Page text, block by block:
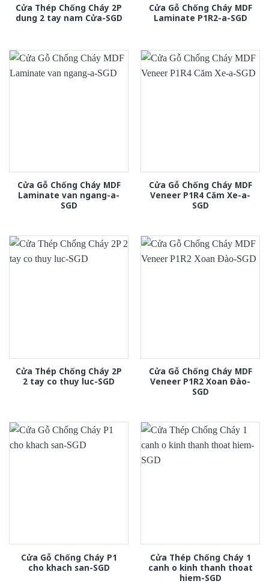
Cửa Thép Chống Cháy 2P
dung 2 tay nam Cửa-SGD
Cửa Gỗ Chống Cháy MDF
Laminate P1R2-a-SGD
Cửa Gỗ Chống Cháy MDF
Laminate van ngang-a-
SGD
Cửa Gỗ Chống Cháy MDF
Veneer P1R4 Căm Xe-a-
SGD
Cửa Thép Chống Cháy 2P
2 tay co thuy luc-SGD
Cửa Gỗ Chống Cháy MDF
Veneer P1R2 Xoan Đào-
SGD
Cửa Gỗ Chống Cháy P1
cho khach san-SGD
Cửa Thép Chống Cháy 1
canh o kinh thanh thoat
hiem-SGD